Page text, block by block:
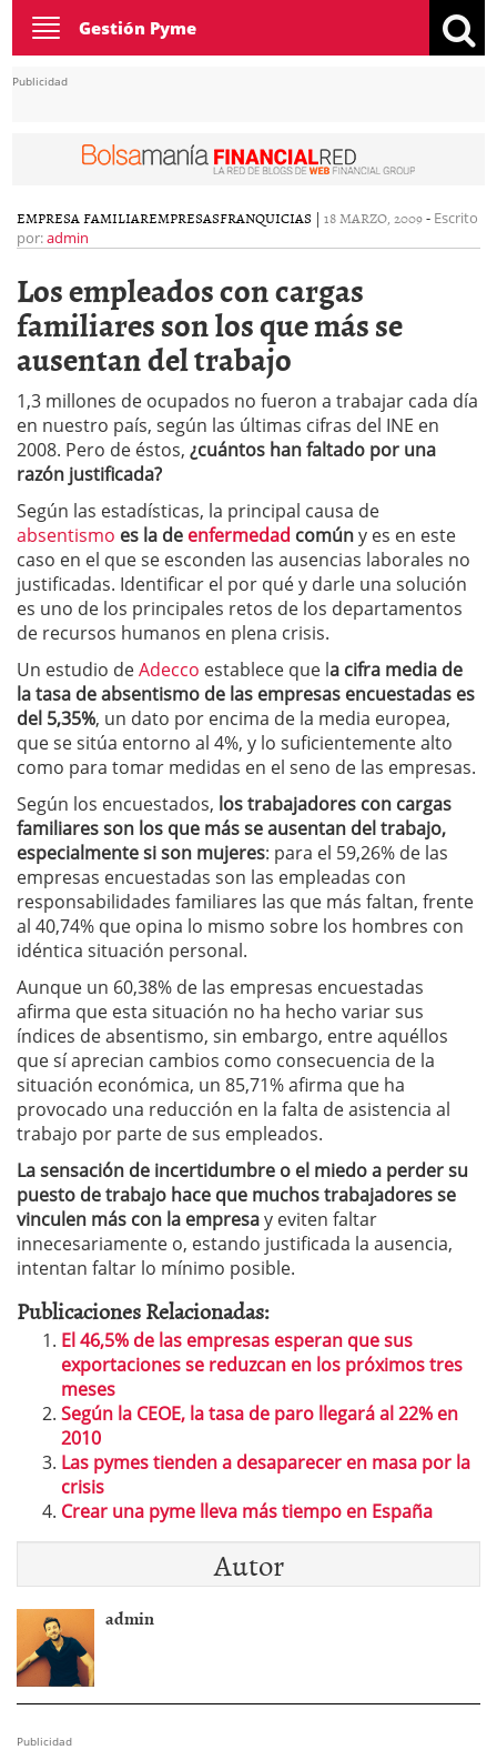
Toggle
navigation
Gestión Pyme
Publicidad
EMPRESA FAMILIAREMPRESASFRANQUICIAS | 18 MARZO, 2009- Escrito
por:admin
Los empleados con cargas
familiares son los que más se
ausentan del trabajo
1,3 millones de ocupados no fueron a trabajar cada día
en nuestro país, según las últimas cifras del INE en
2008. Pero de éstos, ¿cuántos han faltado por una
razón justificada?
Según las estadísticas, la principal causa de
absentismo es la de enfermedad comúny es en este
caso en el que se esconden las ausencias laborales no
justificadas. Identificar el por qué y darle una solución
es uno de los principales retos de los departamentos
de recursos humanos en plena crisis.
Un estudio deAdecco establece que la cifra media de
la tasa de absentismo de las empresas encuestadas es
del 5,35%, un dato por encima de la media europea,
que se sitúa entorno al 4%, y lo suficientemente alto
como para tomar medidas en el seno de las empresas.
Según los encuestados, los trabajadores con cargas
familiares son los que más se ausentan del trabajo,
especialmente si son mujeres: para el 59,26% de las
empresas encuestadas son las empleadas con
responsabilidades familiares las que más faltan, frente
al 40,74% que opina lo mismo sobre los hombres con
idéntica situación personal.
Aunque un 60,38% de las empresas encuestadas
afirma que esta situación no ha hecho variar sus
índices de absentismo, sin embargo, entre aquéllos
que sí aprecian cambios como consecuencia de la
situación económica, un 85,71% afirma que ha
provocado una reducción en la falta de asistencia al
trabajo por parte de sus empleados.
La sensación de incertidumbre o el miedo a perder su
puesto de trabajo hace que muchos trabajadores se
vinculen más con la empresay eviten faltar
innecesariamente o, estando justificada la ausencia,
intentan faltar lo mínimo posible.
Publicaciones Relacionadas:
El 46,5% de las empresas esperan que sus
exportaciones se reduzcan en los próximos tres
meses
Según la CEOE, la tasa de paro llegará al 22% en
2010
Las pymes tienden a desaparecer en masa por la
crisis
Crear una pyme lleva más tiempo en España
Autor
admin
Publicidad